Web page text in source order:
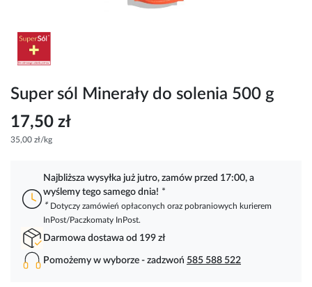
Przejdź
początek
Super sól Minerały do solenia 500 g
17,50 zł
35,00 zł/kg
Najbliższa wysyłka już jutro, zamów przed 17:00, a
wyślemy tego samego dnia! *
* Dotyczy zamówień opłaconych oraz pobraniowych kurierem
InPost/Paczkomaty InPost.
Darmowa dostawa od 199 zł
Pomożemy w wyborze - zadzwoń 585 588 522